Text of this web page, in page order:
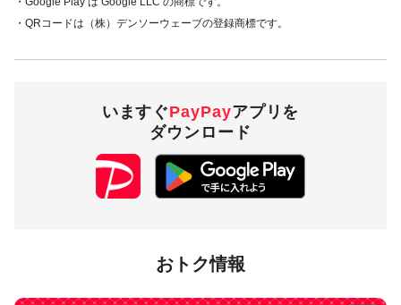
・QRコードは（株）デンソーウェーブの登録商標です。
いますぐPayPayアプリを
ダウンロード
おトク情報